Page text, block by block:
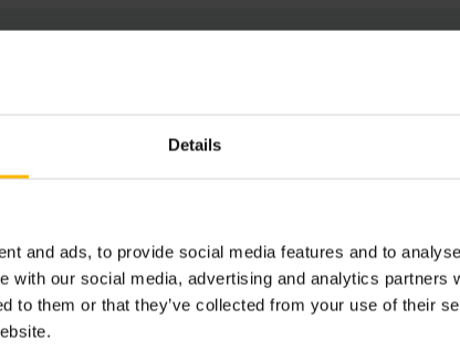
Details
and ads, to provide social media features and to
with our social media, advertising and analytics partners
to them or that they’ve collected from your use of their
Sales and
Jasperintie
Finland
Puhelin: